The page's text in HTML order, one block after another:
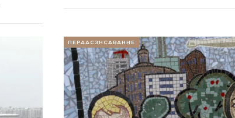
ПЕРААСЭНСАВАННЕ